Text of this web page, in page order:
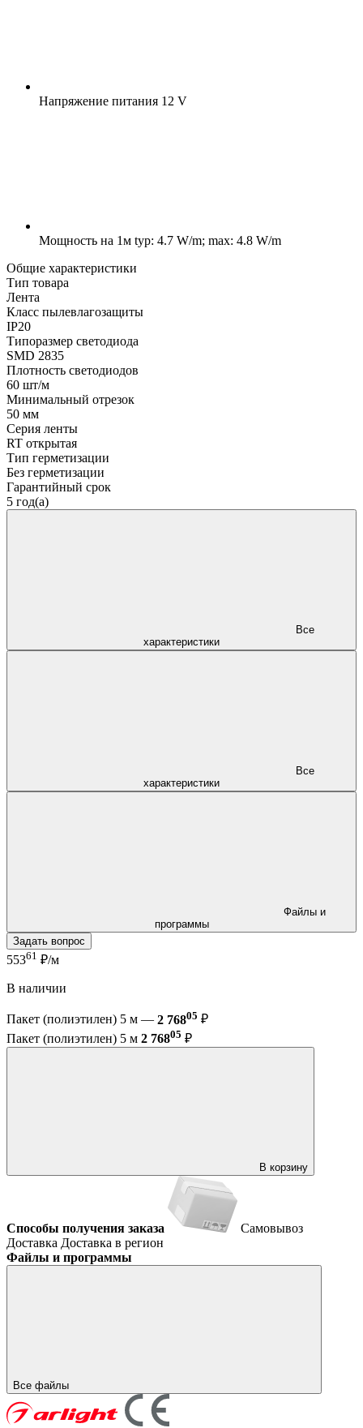
Напряжение питания 12 V
Мощность на 1м typ: 4.7 W/m; max: 4.8 W/m
Общие характеристики
Тип товара
Лента
Класс пылевлагозащиты
IP20
Типоразмер светодиода
SMD 2835
Плотность светодиодов
60 шт/м
Минимальный отрезок
50 мм
Серия ленты
RT открытая
Тип герметизации
Без герметизации
Гарантийный срок
5 год(а)
характеристики
характеристики
программы
Задать вопрос
55361 ₽/м
В наличии
Пакет (полиэтилен) 5 м — 2 76805 ₽
Пакет (полиэтилен) 5 м 2 76805 ₽
В корзину
Способы получения заказа
Самовывоз
Доставка Доставка в регион
Файлы и программы
Все файлы